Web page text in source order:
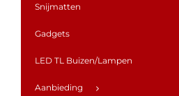
Snijmatten
Gadgets
LED TL Buizen/Lampen
Aanbieding